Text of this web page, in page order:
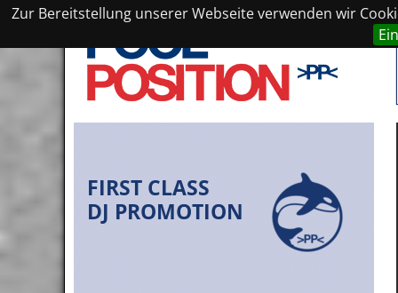
Zur Bereitstellung unserer Webseite verwenden wir
FIRST CLASS
DJ PROMOTION